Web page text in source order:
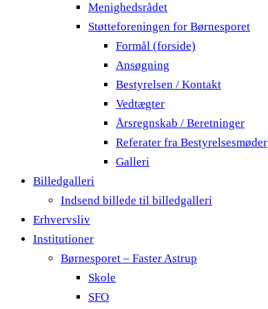
Menighedsrådet
Støtteforeningen for Børnesporet
Formål (forside)
Ansøgning
Bestyrelsen / Kontakt
Vedtægter
Årsregnskab / Beretninger
Referater fra Bestyrelsesmøder
Galleri
Billedgalleri
Indsend billede til billedgalleri
Erhvervsliv
Institutioner
Børnesporet – Faster Astrup
Skole
SFO